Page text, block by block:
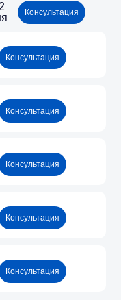
Консультация
Консультация
Консультация
Консультация
Консультация
Консультация